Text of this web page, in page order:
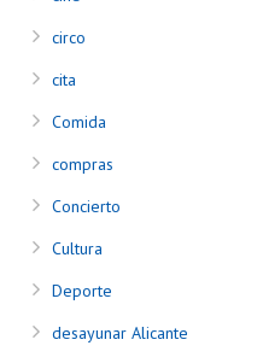
circo
cita
Comida
compras
Concierto
Cultura
Deporte
desayunar Alicante